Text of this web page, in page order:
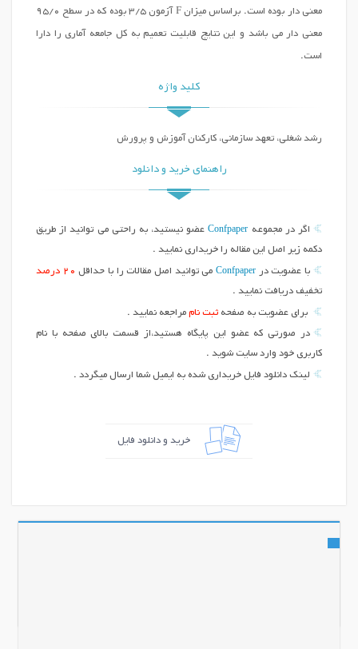
معنی دار بوده است. براساس میزان F آزمون 3/5 بوده که در سطح 95/0
معنی دار می باشد و این نتایج قابلیت تعمیم به کل جامعه آماری را دارا
است.
کلید واژه
رشد شغلی، تعهد سازمانی، کارکنان آموزش و پرورش
راهنمای خرید و دانلود
اگر در مجموعه Confpaperعضو نیستید، به راحتی می توانید از طریق
دکمه زیر اصل این مقاله را خریداری نمایید .
با عضویت در Confpaperمی توانید اصل مقالات را با حداقل 20 درصد
تخفیف دریافت نمایید .
برای عضویت به صفحه ثبت نام مراجعه نمایید .
در صورتی که عضو این پایگاه هستید،از قسمت بالای صفحه با نام
کاربری خود وارد سایت شوید .
لینک دانلود فایل خریداری شده به ایمیل شما ارسال میگردد .
خرید و دانلود فایل